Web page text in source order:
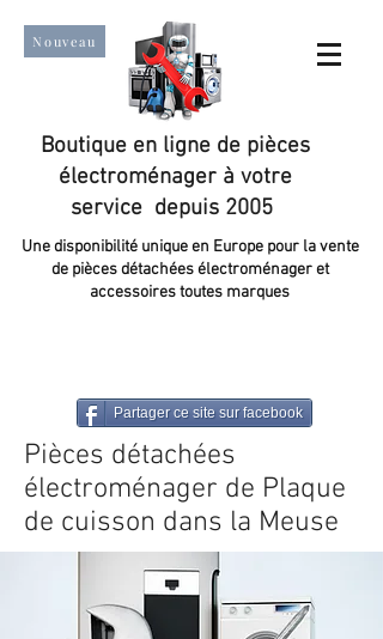
Nouveau
Boutique en ligne de pièces
électroménager à votre
service depuis 2005
Une disponibilité unique en Europe pour la vente
de pièces détachées électroménager et
accessoires toutes marques
Partager ce site sur facebook
Pièces détachées
électroménager de Plaque
de cuisson dans la Meuse